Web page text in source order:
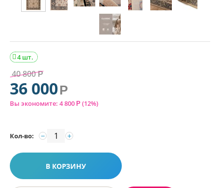
4 шт.

40 800 Р
36 000Р
Вы экономите: 4 800 Р (12%)
Кол-во: +
−
В КОРЗИНУ